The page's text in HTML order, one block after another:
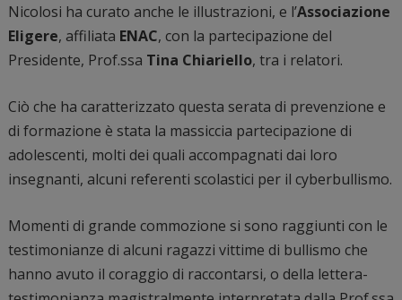
Nicolosi ha curato anche le illustrazioni, e l’Associazione
Eligere, affiliata ENAC, con la partecipazione del
Presidente, Prof.ssa Tina Chiariello, tra i relatori.
Ciò che ha caratterizzato questa serata di prevenzione e
di formazione è stata la massiccia partecipazione di
adolescenti, molti dei quali accompagnati dai loro
insegnanti, alcuni referenti scolastici per il cyberbullismo.
Momenti di grande commozione si sono raggiunti con le
testimonianze di alcuni ragazzi vittime di bullismo che
hanno avuto il coraggio di raccontarsi, o della lettera-